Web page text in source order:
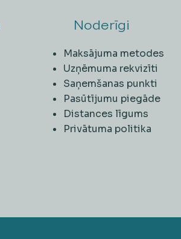
Noderīgi
Maksājuma metodes
Uzņēmuma rekvizīti
Saņemšanas punkti
Pasūtījumu piegāde
Distances līgums
Privātuma politika